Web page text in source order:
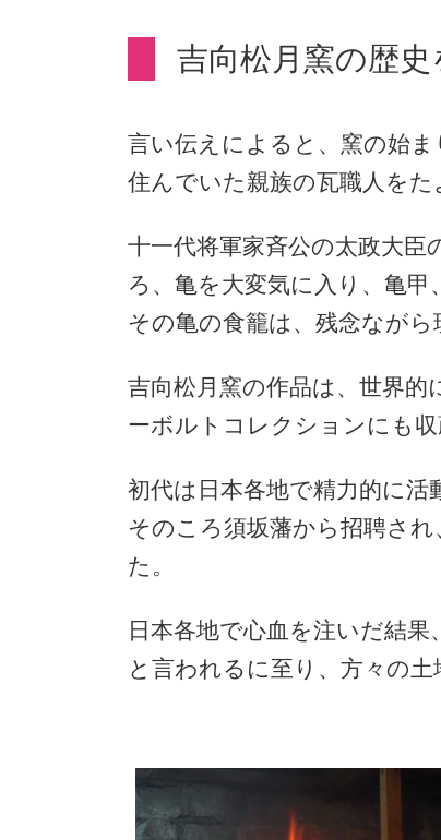
吉向松月窯の歴
言い伝えによると、窯の始ま
住んでいた親族の瓦職人を
十一代将軍家斉公の太政大臣
ろ、亀を大変気に入り、亀
その亀の食籠は、残念なが
吉向松月窯の作品は、世界
ーボルトコレクションにも収
初代は日本各地で精力的に活
そのころ須坂藩から招聘さ
た。
日本各地で心血を注いだ結
と言われるに至り、方々の